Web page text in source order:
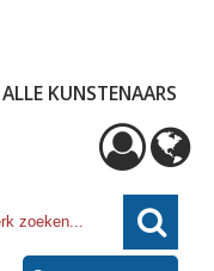
ALLE KUNSTENAARS